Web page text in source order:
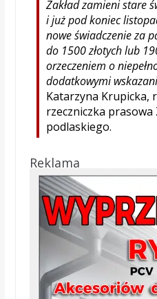
Zakład zamieni stare
i już pod koniec
nowe świadczenie za
do 1500 złotych lub
orzeczeniem o
dodatkowymi
Katarzyna Krupicka,
rzeczniczka prasowa
podlaskiego.
Reklama